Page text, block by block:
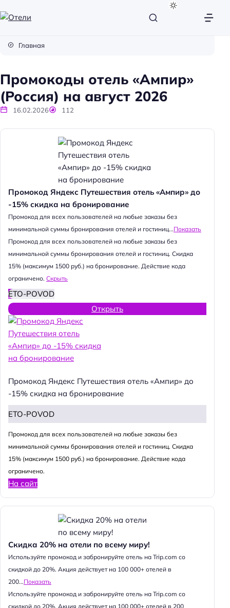
и
Главная
Промокоды отель «Ампир»
(Россия) на август 2026
16.02.2026 112
Промокод Яндекс Путешествия отель «Ампир» до
-15% скидка на бронирование
Промокод для всех пользователей на любые заказы без
минимальной суммы бронирования отелей и гостиниц...Показать
Промокод для всех пользователей на любые заказы без
минимальной суммы бронирования отелей и гостиниц. Скидка
15% (максимум 1500 руб.) на бронирование. Действие кода
ограничено. Скрыть
ETO-POVOD
Открыть
Промокод Яндекс Путешествия отель «Ампир» до
-15% скидка на бронирование
ETO-POVOD
Промокод для всех пользователей на любые заказы без
минимальной суммы бронирования отелей и гостиниц. Скидка
15% (максимум 1500 руб.) на бронирование. Действие кода
ограничено.
На сайт
Скидка 20% на отели по всему миру!
Используйте промокод и забронируйте отель на Trip.com со
скидкой до 20%. Акция действует на 100 000+ отелей в
200...Показать
Используйте промокод и забронируйте отель на Trip.com со
скидкой до 20%. Акция действует на 100 000+ отелей в 200